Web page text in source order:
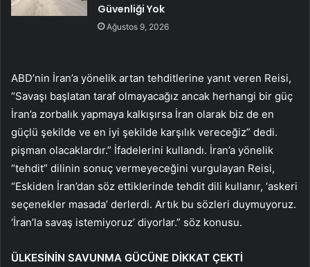
Güvenliği Yok
Ağustos 9, 2026
ABD’nin İran’a yönelik artan tehditlerine yanıt veren Reisi,
“Savaşı başlatan taraf olmayacağız ancak herhangi bir güç
İran’a zorbalık yapmaya kalkışırsa İran olarak biz de en
güçlü şekilde ve en iyi şekilde karşılık vereceğiz” dedi.
pişman olacaklardır.” İfadelerini kullandı. İran’a yönelik
“tehdit” dilinin sonuç vermeyeceğini vurgulayan Reisi,
“Eskiden İran’dan söz ettiklerinde tehdit dili kullanır, ‘askeri
seçenekler masada’ derlerdi. Artık bu sözleri duymuyoruz.
‘İran’la savaş istemiyoruz’ diyorlar.” söz konusu.
ÜLKESİNİN SAVUNMA GÜCÜNE DİKKAT ÇEKTİ